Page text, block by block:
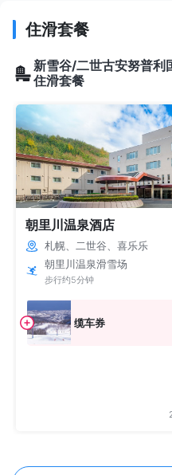
住滑套餐
新雪谷/二世古安努普利
住滑套餐
朝里川温泉酒店
札幌、二世谷、喜乐乐
朝里川温泉滑雪场
步行约5分钟
缆车券